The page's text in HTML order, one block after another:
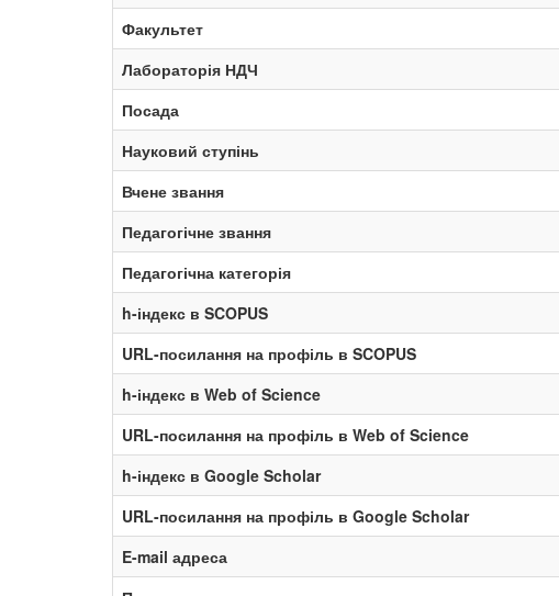
Факультет
Лабораторія НДЧ
Посада
Науковий ступінь
Вчене звання
Педагогічне звання
Педагогічна категорія
h-індекс в SCOPUS
URL-посилання на профіль в SCOPUS
h-індекс в Web of Science
URL-посилання на профіль в Web of Science
h-індекс в Google Scholar
URL-посилання на профіль в Google Scholar
E-mail адреса